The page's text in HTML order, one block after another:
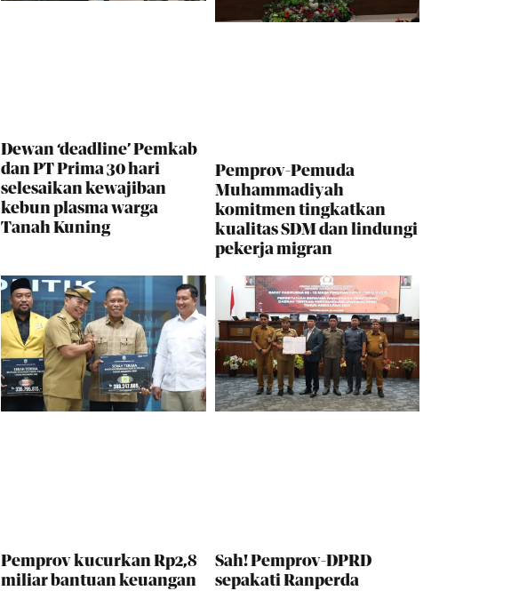
Dewan ‘deadline’ Pemkab
dan PT Prima 30 hari
selesaikan kewajiban
kebun plasma warga
Tanah Kuning
Pemprov-Pemuda
Muhammadiyah
komitmen tingkatkan
kualitas SDM dan lindungi
pekerja migran
Pemprov kucurkan Rp2,8
miliar bantuan keuangan
Sah! Pemprov-DPRD
sepakati Ranperda